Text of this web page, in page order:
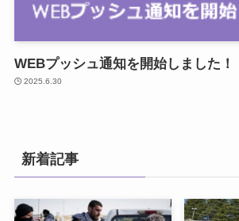
WEBプッシュ通知を開始しました！
2025.6.30
新着記事